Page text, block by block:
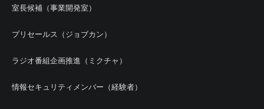
室長候補（事業開発室）
プリセールス（ジョブカン）
ラジオ番組企画推進（ミクチャ）
情報セキュリティメンバー（経験者）